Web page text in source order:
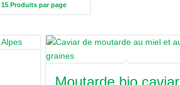
15 Produits par page
Moutarde bio caviar